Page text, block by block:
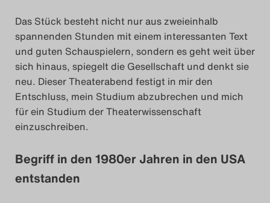
Nutzungsbedingungen
Search
Das Stück besteht nicht nur aus zweieinhalb
spannenden Stunden mit einem interessanten Text
und guten Schauspielern, sondern es geht weit über
sich hinaus, spiegelt die Gesellschaft und denkt sie
neu. Dieser Theaterabend festigt in mir den
Entschluss, mein Studium abzubrechen und mich
für ein Studium der Theaterwissenschaft
einzuschreiben.
Begriff in den 1980er Jahren in den USA
entstanden